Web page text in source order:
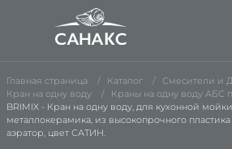
Главная страница Каталог
Смесители и
Кран на одну воду
Краны на одну воду АБС
BRIMIX - Кран на одну воду, для кухонной
металлокерамика, из высокопрочного
аэратор, цвет САТИН.